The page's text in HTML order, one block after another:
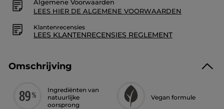
Algemene Voorwaarden
LEES HIER DE ALGEMENE VOORWAARDEN
Klantenrecensies
LEES KLANTENRECENSIES REGLEMENT
Omschrijving
Ingrediënten van
natuurlijke
oorsprong
Vegan formule